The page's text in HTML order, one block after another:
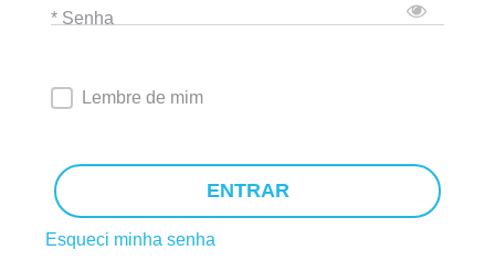
* Senha
Lembre de mim
ENTRAR
Esqueci minha senha